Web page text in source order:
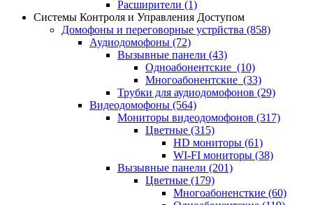
Расширители (1)
Системы Контроля и Управления Доступом
Домофоны и переговорные устрйства (858)
Аудиодомофоны (72)
Вызывные панели (43)
Одноабонентские (10)
Многоабонентские (33)
Трубки для аудиодомофонов (29)
Видеодомофоны (564)
Мониторы видеодомофонов (317)
Цветные (315)
HD мониторы (61)
WI-FI мониторы (38)
Вызывные панели (201)
Цветные (179)
Многоабоненсткие (60)